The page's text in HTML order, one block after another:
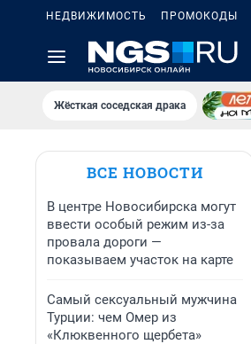
НЕДВИЖИМОСТЬ ПРОМОКОДЫ
Жёсткая соседская драка
ВСЕ НОВОСТИ
В центре Новосибирска могут
ввести особый режим из-за
провала дороги —
показываем участок на карте
Самый сексуальный мужчина
Турции: чем Омер из
«Клюквенного щербета»